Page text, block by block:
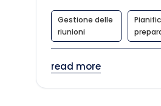
Gestione delle
riunioni
read more